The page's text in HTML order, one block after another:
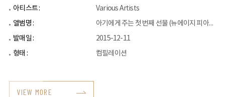
아티스트 :
Various Artists
앨범명 :
아기에게 주는 첫 번째 선물 (뉴에이지 피아노 태교음반)
발매일 :
2015-12-11
형태 :
컴필레이션
VIEW MORE